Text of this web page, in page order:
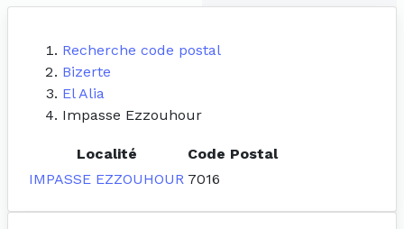
Recherche code postal
Bizerte
El Alia
Impasse Ezzouhour
Localité
Code Postal
IMPASSE EZZOUHOUR 7016